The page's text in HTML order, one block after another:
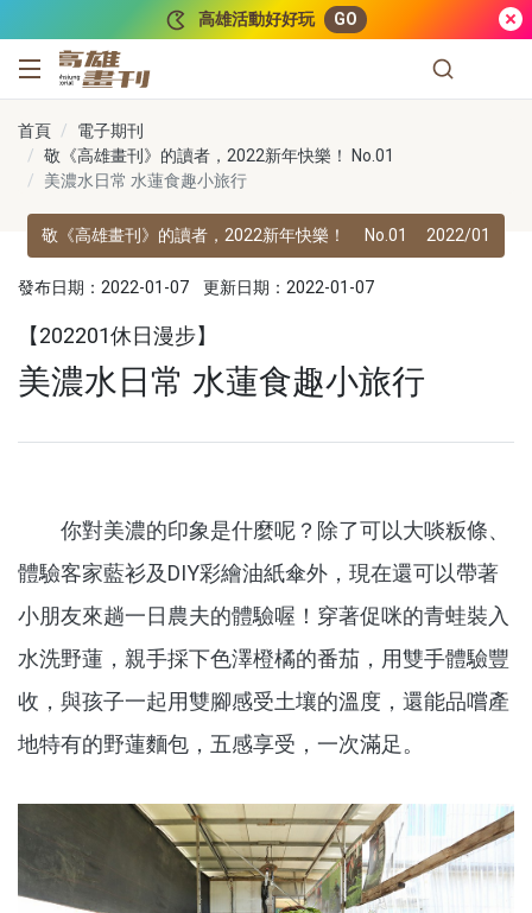
高雄活動好好玩 GO
高雄畫刊
首頁
電子期刊
敬《高雄畫刊》的讀者，2022新年快樂！ No.01
美濃水日常 水蓮食趣小旅行
敬《高雄畫刊》的讀者，2022新年快樂！ No.01 2022/01
發布日期：2022-01-07 更新日期：2022-01-07
【202201休日漫步】
美濃水日常 水蓮食趣小旅行
你對美濃的印象是什麼呢？除了可以大啖粄條、
體驗客家藍衫及DIY彩繪油紙傘外，現在還可以帶著
小朋友來趟一日農夫的體驗喔！穿著促咪的青蛙裝入
水洗野蓮，親手採下色澤橙橘的番茄，用雙手體驗豐
收，與孩子一起用雙腳感受土壤的溫度，還能品嚐產
地特有的野蓮麵包，五感享受，一次滿足。